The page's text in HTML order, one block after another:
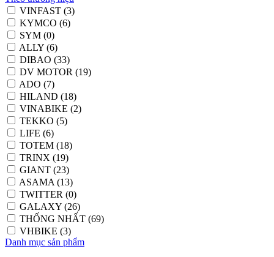
VINFAST (3)
KYMCO (6)
SYM (0)
ALLY (6)
DIBAO (33)
DV MOTOR (19)
ADO (7)
HILAND (18)
VINABIKE (2)
TEKKO (5)
LIFE (6)
TOTEM (18)
TRINX (19)
GIANT (23)
ASAMA (13)
TWITTER (0)
GALAXY (26)
THỐNG NHẤT (69)
VHBIKE (3)
Danh mục sản phẩm